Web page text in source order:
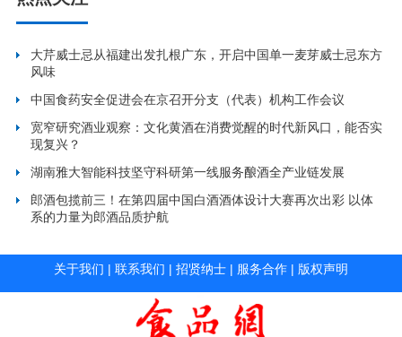
大芹威士忌从福建出发扎根广东，开启中国单一麦芽威士忌东方
风味
中国食药安全促进会在京召开分支（代表）机构工作会议
宽窄研究酒业观察：文化黄酒在消费觉醒的时代新风口，能否实
现复兴？
湖南雅大智能科技坚守科研第一线服务酿酒全产业链发展
郎酒包揽前三！在第四届中国白酒酒体设计大赛再次出彩 以体
系的力量为郎酒品质护航
关于我们 | 联系我们 | 招贤纳士 | 服务合作 | 版权声明